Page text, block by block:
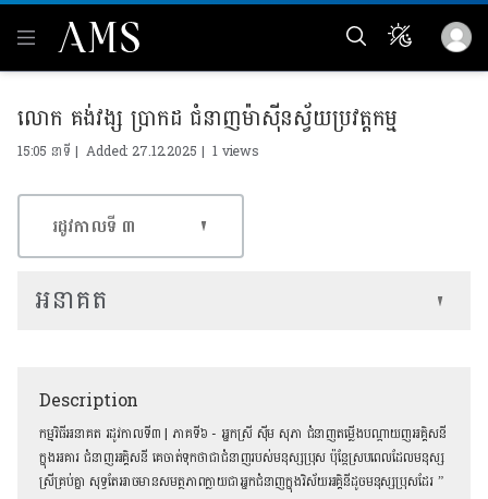
លោក គង់វង្ស ប្រាកដ ជំនាញម៉ាស៊ីនស្វ័យប្រវត្ដកម្ម
15:05 នាទី | Added: 27.12.2025 |1 views
Description
កម្មវិធីអនាគត រដូវកាលទី៣ | ភាគទី៦ - អ្នកស្រី ស៊ីម សុភា ជំនាញតម្លើងបណ្ដាយញអគ្គិសនី
ក្នុងអគារ ជំនាញអគ្គិសនី គេចាត់ទុកថាជាជំនាញរបស់មនុស្សប្រុស ប៉ុន្ដែស្របពេលដែលមនុស្ស
ស្រីគ្រប់គ្នា សុទ្ធតែអាចមានសមត្ថភាពក្លាយជាអ្នកជំនាញក្នុងវិស័យអគ្គិនីដូចមនុស្សប្រុសដែរ ”
រដូវកាលទី​ ៣
អនាគត